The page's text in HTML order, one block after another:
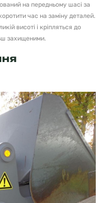
на передньому шасі за
час на заміну деталей.
висоті і кріпляться до
захищеними.